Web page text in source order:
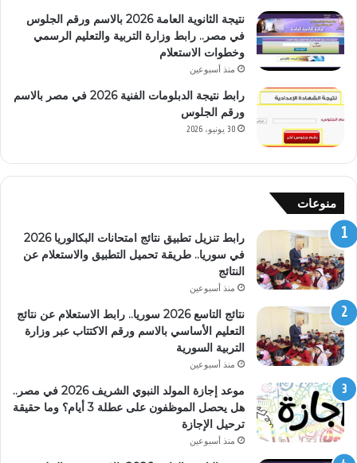
نتيجة الثانوية العامة 2026 بالاسم ورقم الجلوس
في مصر.. رابط وزارة التربية والتعليم الرسمي
وخطوات الاستعلام
منذ أسبوعين
رابط نتيجة الدبلومات الفنية 2026 في مصر بالاسم
ورقم الجلوس
30 يونيو، 2026
منوعات
رابط تنزيل تطبيق نتائج امتحانات البكالوريا 2026
في سوريا.. طريقة تحميل التطبيق والاستعلام عن
النتائج
منذ أسبوعين
نتائج التاسع 2026 سوريا.. رابط الاستعلام عن نتائج
التعليم الأساسي بالاسم ورقم الاكتتاب عبر وزارة
التربية السورية
منذ أسبوعين
موعد إجازة المولد النبوي الشريف 2026 في مصر..
هل يحصل الموظفون على عطلة 3 أيام؟ وما حقيقة
ترحيل الإجازة
منذ أسبوعين